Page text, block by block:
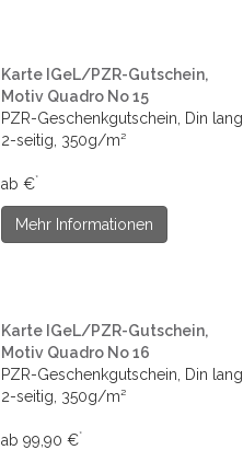
Karte IGeL/PZR-Gutschein,
Motiv Quadro No 15
PZR-Geschenkgutschein, Din lang,
2-seitig, 350g/m²
ab €*
Mehr Informationen
Karte IGeL/PZR-Gutschein,
Motiv Quadro No 16
PZR-Geschenkgutschein, Din lang,
2-seitig, 350g/m²
ab 99,90 €*